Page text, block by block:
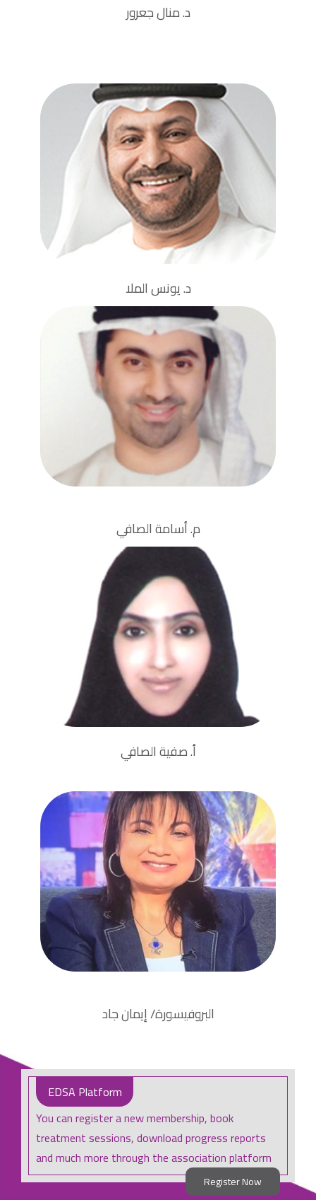
د. منال جعرور
عضو مجلس الإدارة
دكتوراه في إدارة الأعمال
د. يونس الملا
عضو مجلس الإدارة
درجة الماجستير في الهندسة المعمارية
م. أسامة الصافي
أمين الصندوق
درجة الماجستير في الاقتصاد
أ. صفية الصافي
عضو مجلس الإدارة
دكتوراه في الفلسفة في مجال التعليم
البروفيسورة/ إيمان جاد
EDSA Platform
You can register a new membership, book
treatment sessions, download progress reports
and much more through the association platform
Register Now